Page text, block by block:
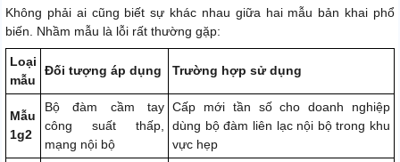
Không phải ai cũng biết sự khác nhau giữa hai mẫu bản khai phổ
biến. Nhầm mẫu là lỗi rất thường gặp:
Loại
mẫu
Đối tượng áp dụng Trường hợp sử dụng
Mẫu
1g2
Bộ đàm cầm tay
công suất thấp,
mạng nội bộ
Cấp mới tần số cho doanh nghiệp
dùng bộ đàm liên lạc nội bộ trong khu
vực hẹp